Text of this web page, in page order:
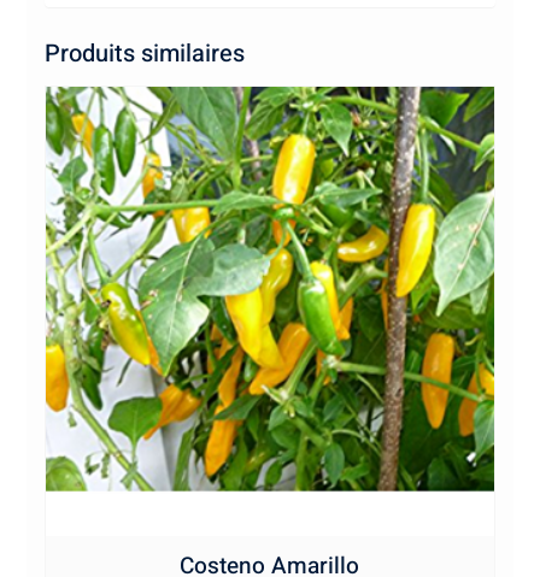
Produits similaires
Costeno Amarillo